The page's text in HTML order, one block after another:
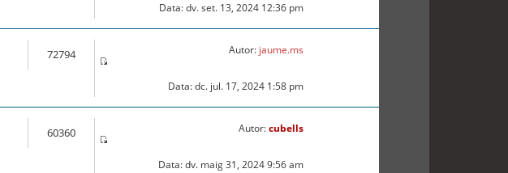
Data: dv. set. 13, 2024 12:36 pm
72794 Autor: jaume.ms
Data: dc. jul. 17, 2024 1:58 pm
60360 Autor:cubells
Data: dv. maig 31, 2024 9:56 am